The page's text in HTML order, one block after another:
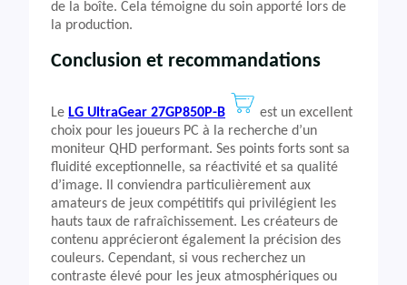
de la boîte. Cela témoigne du soin apporté lors de
la production.
Conclusion et recommandations
Le LG UltraGear 27GP850P-B
est un excellent
choix pour les joueurs PC à la recherche d’un
moniteur QHD performant. Ses points forts sont sa
fluidité exceptionnelle, sa réactivité et sa qualité
d’image. Il conviendra particulièrement aux
amateurs de jeux compétitifs qui privilégient les
hauts taux de rafraîchissement. Les créateurs de
contenu apprécieront également la précision des
couleurs. Cependant, si vous recherchez un
contraste élevé pour les jeux atmosphériques ou